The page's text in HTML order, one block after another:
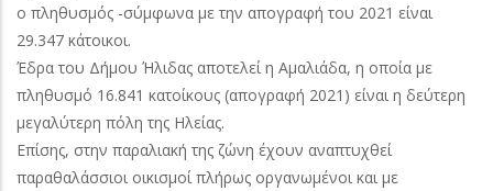
ο πληθυσμός -σύμφωνα με την απογραφή του 2021 είναι
29.347 κάτοικοι.
Έδρα του Δήμου Ήλιδας αποτελεί η Αμαλιάδα, η οποία με
πληθυσμό 16.841 κατοίκους (απογραφή 2021) είναι η δεύτερη
μεγαλύτερη πόλη της Ηλείας.
Επίσης, στην παραλιακή της ζώνη έχουν αναπτυχθεί
παραθαλάσσιοι οικισμοί πλήρως οργανωμένοι και με